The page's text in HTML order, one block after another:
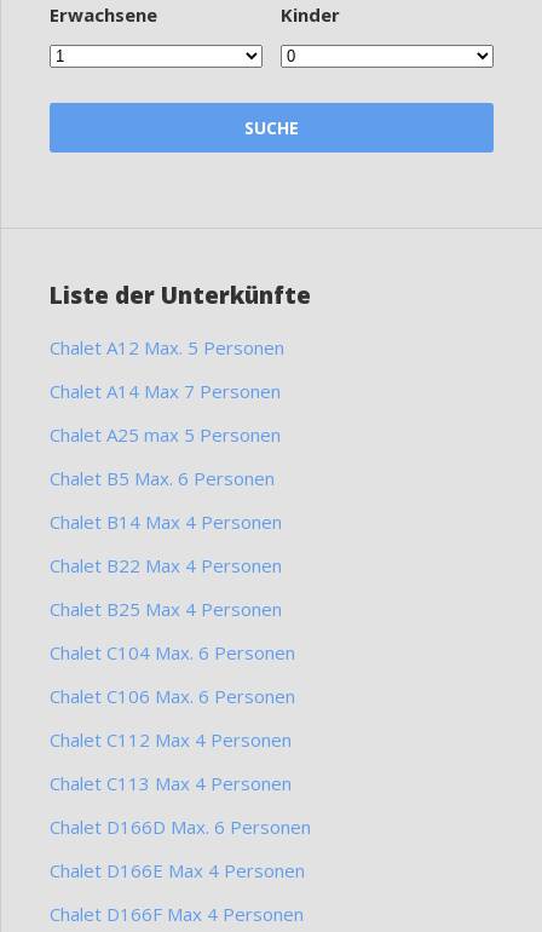
Erwachsene Kinder
Liste der Unterkünfte
Chalet A12 Max. 5 Personen
Chalet A14 Max 7 Personen
Chalet A25 max 5 Personen
Chalet B5 Max. 6 Personen
Chalet B14 Max 4 Personen
Chalet B22 Max 4 Personen
Chalet B25 Max 4 Personen
Chalet C104 Max. 6 Personen
Chalet C106 Max. 6 Personen
Chalet C112 Max 4 Personen
Chalet C113 Max 4 Personen
Chalet D166D Max. 6 Personen
Chalet D166E Max 4 Personen
Chalet D166F Max 4 Personen